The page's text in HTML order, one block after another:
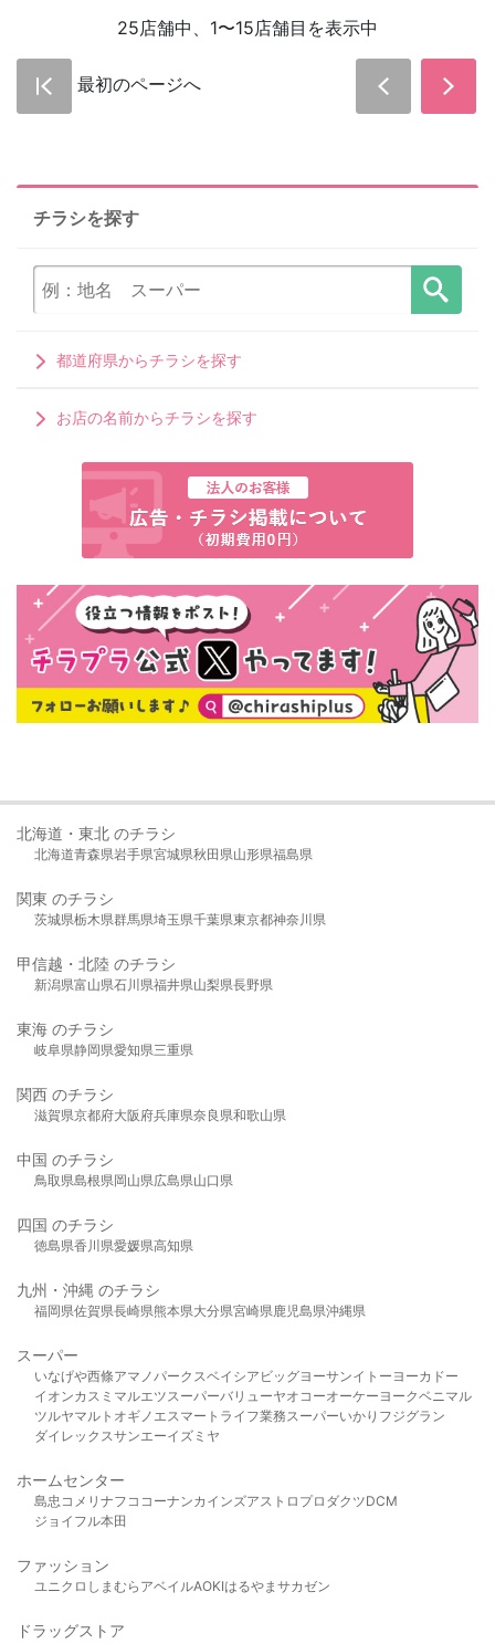
25店舗中、1〜15店舗目を表示中
最初のページへ
チラシを探す
都道府県からチラシを探す
お店の名前からチラシを探す
北海道・東北 のチラシ
北海道青森県岩手県宮城県秋田県山形県福島県
関東 のチラシ
茨城県栃木県群馬県埼玉県千葉県東京都神奈川県
甲信越・北陸 のチラシ
新潟県富山県石川県福井県山梨県長野県
東海 のチラシ
岐阜県静岡県愛知県三重県
関西 のチラシ
滋賀県京都府大阪府兵庫県奈良県和歌山県
中国 のチラシ
鳥取県島根県岡山県広島県山口県
四国 のチラシ
徳島県香川県愛媛県高知県
九州・沖縄 のチラシ
福岡県佐賀県長崎県熊本県大分県宮崎県鹿児島県沖縄県
スーパー
いなげや西條アマノパークスベイシア ビッグヨーサンイトーヨーカドー
イオンカスミ マルエツスーパーバリューヤオコーオーケー ヨークベニマル
ツルヤマルト オギノ エスマート ライフ業務スーパーいかり フジグラン
ダイレックスサンエーイズミヤ
ホームセンター
島忠 コメリ ナフコ コーナンカインズアストロプロダクツDCM
ジョイフル本田
ファッション
ユニクロ しまむら アベイルAOKIはるやま サカゼン
ドラッグストア